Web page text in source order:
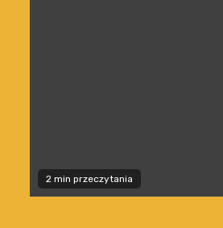
2 min przeczytania